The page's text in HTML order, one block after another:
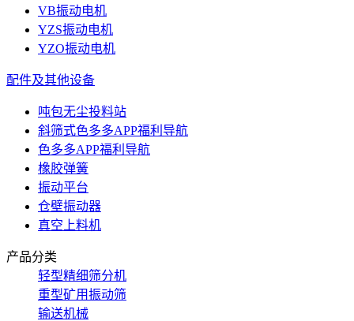
VB振动电机
YZS振动电机
YZO振动电机
配件及其他设备
吨包无尘投料站
斜筛式色多多APP福利导航
色多多APP福利导航
橡胶弹簧
振动平台
仓壁振动器
真空上料机
产品分类
轻型精细筛分机
重型矿用振动筛
输送机械